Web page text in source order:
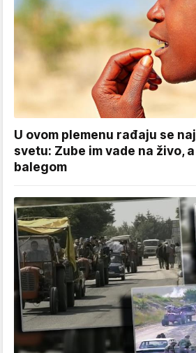
U ovom plemenu rađaju se
svetu: Zube im vade na živo,
balegom